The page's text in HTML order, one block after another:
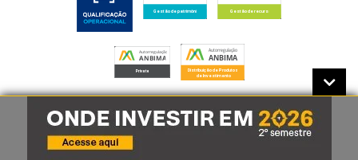
B3 BSM
CVM
Correspondentes Cambiais